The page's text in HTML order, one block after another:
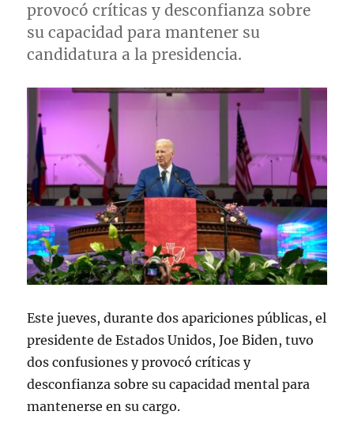
provocó críticas y desconfianza sobre
su capacidad para mantener su
candidatura a la presidencia.
Este jueves, durante dos apariciones públicas, el
presidente de Estados Unidos, Joe Biden, tuvo
dos confusiones y provocó críticas y
desconfianza sobre su capacidad mental para
mantenerse en su cargo.